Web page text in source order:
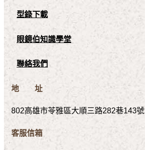
型錄下載
眼鏡伯知識學堂
聯絡我們
地 址
802高雄市苓雅區大順三路282巷143號
客服信箱